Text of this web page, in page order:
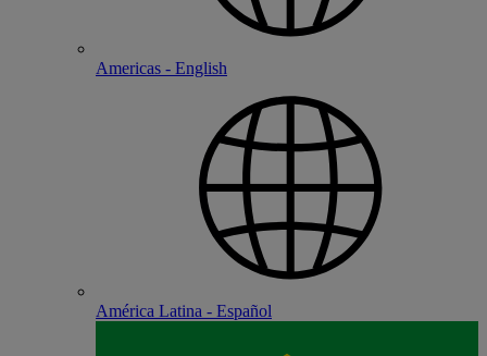
Americas - English
América Latina - Español